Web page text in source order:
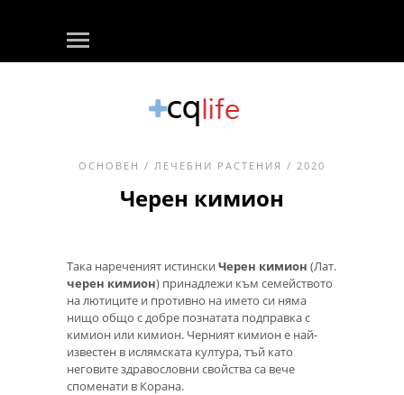
ОСНОВЕН / ЛЕЧЕБНИ РАСТЕНИЯ / 2020
Черен кимион
Така нареченият истински Черен кимион (Лат.
черен кимион) принадлежи към семейството
на лютиците и противно на името си няма
нищо общо с добре познатата подправка с
кимион или кимион. Черният кимион е най-
известен в ислямската култура, тъй като
неговите здравословни свойства са вече
споменати в Корана.